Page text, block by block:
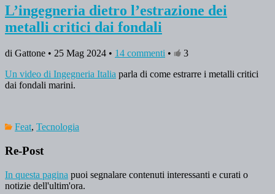
L’ingegneria dietro l’estrazione dei
metalli critici dai fondali
di Gattone • 25 Mag 2024 • 14 commenti •
3
Un video di Ingegneria Italia parla di come estrarre i metalli critici
dai fondali marini.
Feat, Tecnologia
Re-Post
In questa pagina puoi segnalare contenuti interessanti e curati o
notizie dell'ultim'ora.